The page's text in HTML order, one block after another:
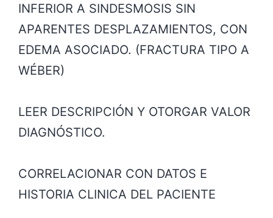
INFERIOR A SINDESMOSIS SIN
APARENTES DESPLAZAMIENTOS, CON
EDEMA ASOCIADO. (FRACTURA TIPO A
WÉBER)
LEER DESCRIPCIÓN Y OTORGAR VALOR
DIAGNÓSTICO.
CORRELACIONAR CON DATOS E
HISTORIA CLINICA DEL PACIENTE